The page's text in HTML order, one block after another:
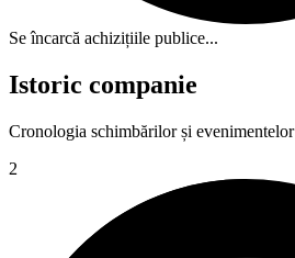
Se încarcă achizițiile publice...
Istoric companie
Cronologia schimbărilor și evenimentelor
2